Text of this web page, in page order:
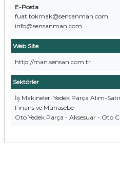
E-Posta
fuat.tokmak@sensanman.com
info@sensanman.com
Web Site
http://man.sensan.com.tr
Sektörler
İş Makineleri Yedek Parça Alım-
Finans ve Muhasebe
Oto Yedek Parça - Aksesuar - Oto